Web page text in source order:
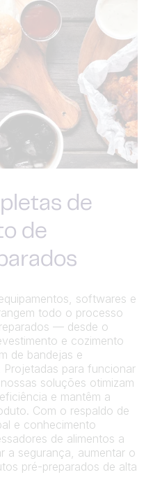
de
de
softwares e
todo o processo
— desde o
e cozimento
de bandejas e
Projetadas para funcionar
soluções otimizam
e mantêm a
Com o respaldo de
e conhecimento
de alimentos a
a segurança, aumentar o
pré-preparados de alta